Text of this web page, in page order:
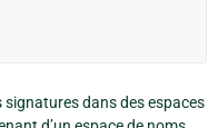
signatures dans des espaces